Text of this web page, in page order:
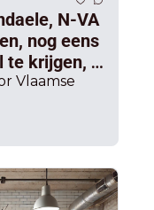
N-VA
nog eens
te krijgen,
drie
Vlaamse